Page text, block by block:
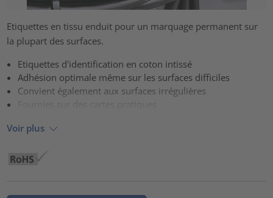
Etiquettes en tissu enduit pour un marquage permanent sur
la plupart des surfaces.
Etiquettes d'identification en coton intissé
Adhésion optimale même sur les surfaces difficiles
Convient également aux surfaces irrégulières
Voir plus